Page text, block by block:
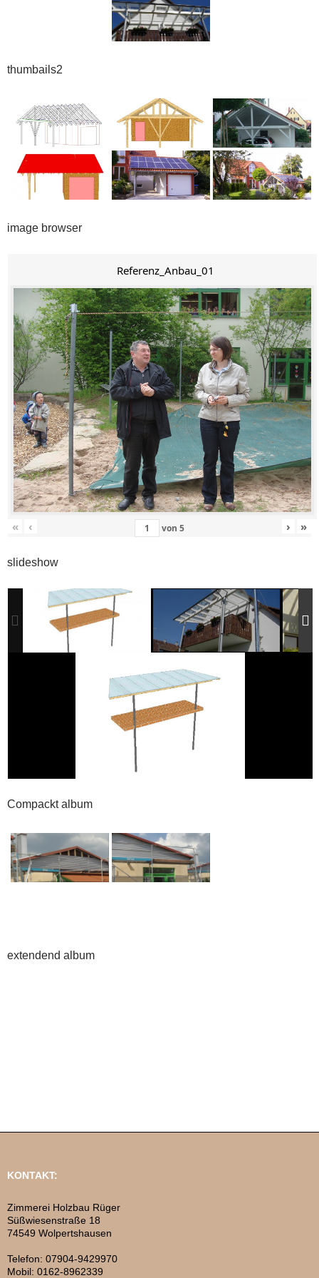
thumbails2
image browser
Referenz_Anbau_01
« ‹ von 5 › »
slideshow
Compackt album
extendend album
KONTAKT:
Zimmerei Holzbau Rüger
Süßwiesenstraße 18
74549 Wolpertshausen
Telefon: 07904-9429970
Mobil: 0162-8962339